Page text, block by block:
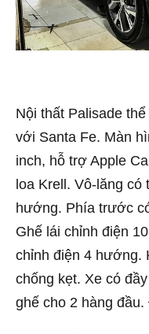
Nội thất Palisade
với Santa Fe. Màn
inch, hỗ trợ Apple
loa Krell. Vô-lăng có
hướng. Phía trước
Ghế lái chỉnh điện
chỉnh điện 4 hướng.
chống kẹt. Xe có
ghế cho 2 hàng